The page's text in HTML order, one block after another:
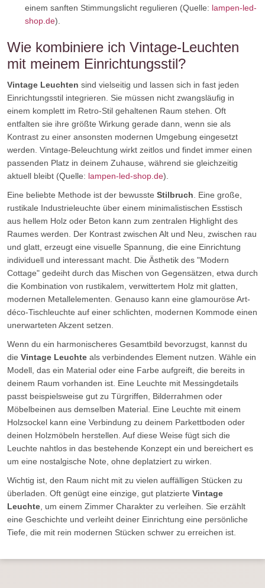
einem sanften Stimmungslicht regulieren (Quelle: lampen-led-
shop.de).
Wie kombiniere ich Vintage-Leuchten
mit meinem Einrichtungsstil?
Vintage Leuchten sind vielseitig und lassen sich in fast jeden
Einrichtungsstil integrieren. Sie müssen nicht zwangsläufig in
einem komplett im Retro-Stil gehaltenen Raum stehen. Oft
entfalten sie ihre größte Wirkung gerade dann, wenn sie als
Kontrast zu einer ansonsten modernen Umgebung eingesetzt
werden. Vintage-Beleuchtung wirkt zeitlos und findet immer einen
passenden Platz in deinem Zuhause, während sie gleichzeitig
aktuell bleibt (Quelle: lampen-led-shop.de).
Eine beliebte Methode ist der bewusste Stilbruch . Eine große,
rustikale Industrieleuchte über einem minimalistischen Esstisch
aus hellem Holz oder Beton kann zum zentralen Highlight des
Raumes werden. Der Kontrast zwischen Alt und Neu, zwischen rau
und glatt, erzeugt eine visuelle Spannung, die eine Einrichtung
individuell und interessant macht. Die Ästhetik des "Modern
Cottage" gedeiht durch das Mischen von Gegensätzen, etwa durch
die Kombination von rustikalem, verwittertem Holz mit glatten,
modernen Metallelementen. Genauso kann eine glamouröse Art-
déco-Tischleuchte auf einer schlichten, modernen Kommode einen
unerwarteten Akzent setzen.
Wenn du ein harmonischeres Gesamtbild bevorzugst, kannst du
die Vintage Leuchte als verbindendes Element nutzen. Wähle ein
Modell, das ein Material oder eine Farbe aufgreift, die bereits in
deinem Raum vorhanden ist. Eine Leuchte mit Messingdetails
passt beispielsweise gut zu Türgriffen, Bilderrahmen oder
Möbelbeinen aus demselben Material. Eine Leuchte mit einem
Holzsockel kann eine Verbindung zu deinem Parkettboden oder
deinen Holzmöbeln herstellen. Auf diese Weise fügt sich die
Leuchte nahtlos in das bestehende Konzept ein und bereichert es
um eine nostalgische Note, ohne deplatziert zu wirken.
Wichtig ist, den Raum nicht mit zu vielen auffälligen Stücken zu
überladen. Oft genügt eine einzige, gut platzierte Vintage
Leuchte , um einem Zimmer Charakter zu verleihen. Sie erzählt
eine Geschichte und verleiht deiner Einrichtung eine persönliche
Tiefe, die mit rein modernen Stücken schwer zu erreichen ist.